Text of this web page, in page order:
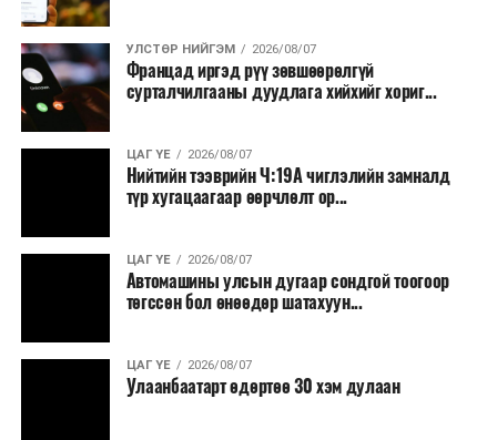
Заавал олгохоос бусад тэтгэмж, урамшуулал.
Санхүүгийн хэмнэлтийн горимыг 2026 оны
арванхоёрдугаар сарын 31 хүртэл мөрдөнө. Харин
эрүүл мэндийн салбар уг хэмнэлтийн горимд
хамрагдахгүй бөгөөд цэцэрлэг, сургуулийн хүүхдийн
эрт илрүүлэг, вакцинжуулалт, томуу, томуу төст
өвчний эсрэг арга хэмжээ зэрэг зайлшгүй
үргэлжилнэ гэж Ерөнхий сайд Н.Учрал онцоллоо.
Мөн бүх шатны төсвийн ерөнхийлөн захирагч нарт
салбар бүрдээ урсгал зардлыг 20 хувиар бууруулах,
нөхөн томилгоо хийхгүй байх, аялал, амралт, зугаалга,
хамт олны урлаг, спортын арга хэмжээг зохион
байгуулахгүй байх, төрийн албанд шинэ орон тоо бий
УЛСТӨР НИЙГЭМ 2026/08/07
Францад иргэд рүү зөвшөөрөлгүй
сурталчилгааны дуудлага хийхийг хориг...
ЦАГ ҮЕ 2026/08/07
Нийтийн тээврийн Ч:19А чиглэлийн замналд
түр хугацаагаар өөрчлөлт ор...
ЦАГ ҮЕ 2026/08/07
Автомашины улсын дугаар сондгой тоогоор
төгссөн бол өнөөдөр шатахуун...
ЦАГ ҮЕ 2026/08/07
Улаанбаатарт өдөртөө 30 хэм дулаан